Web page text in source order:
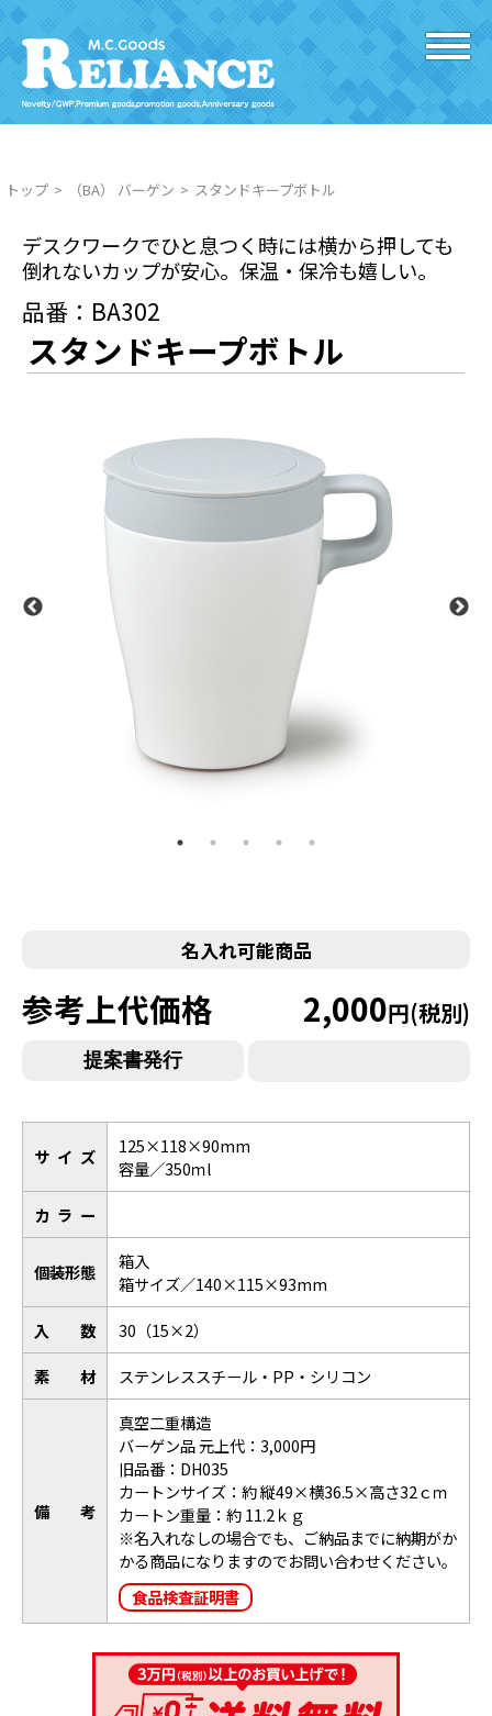
トップ （BA） バーゲン スタンドキープボトル
デスクワークでひと息つく時には横から押しても
倒れないカップが安心。保温・保冷も嬉しい。
品番：BA302
スタンドキープボトル
名入れ可能商品
参考上代価格 2,000円(税別)
サイズ
125×118×90mm
容量／350ｍl
カラー
個装形態
箱入
箱サイズ／140×115×93mm
入数
30（15×2）
素材
ステンレススチール・PP・シリコン
備考
真空二重構造
バーゲン品 元上代：3,000円
旧品番：DH035
カートンサイズ：約 縦49×横36.5×高さ32ｃｍ
カートン重量：約 11.2ｋｇ
※名入れなしの場合でも、ご納品までに納期がか
かる商品になりますのでお問い合わせください。
食品検査証明書